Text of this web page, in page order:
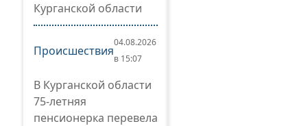
Курганской области
Происшествия
04.08.2026
в 15:07
В Курганской области
75-летняя
пенсионерка перевела